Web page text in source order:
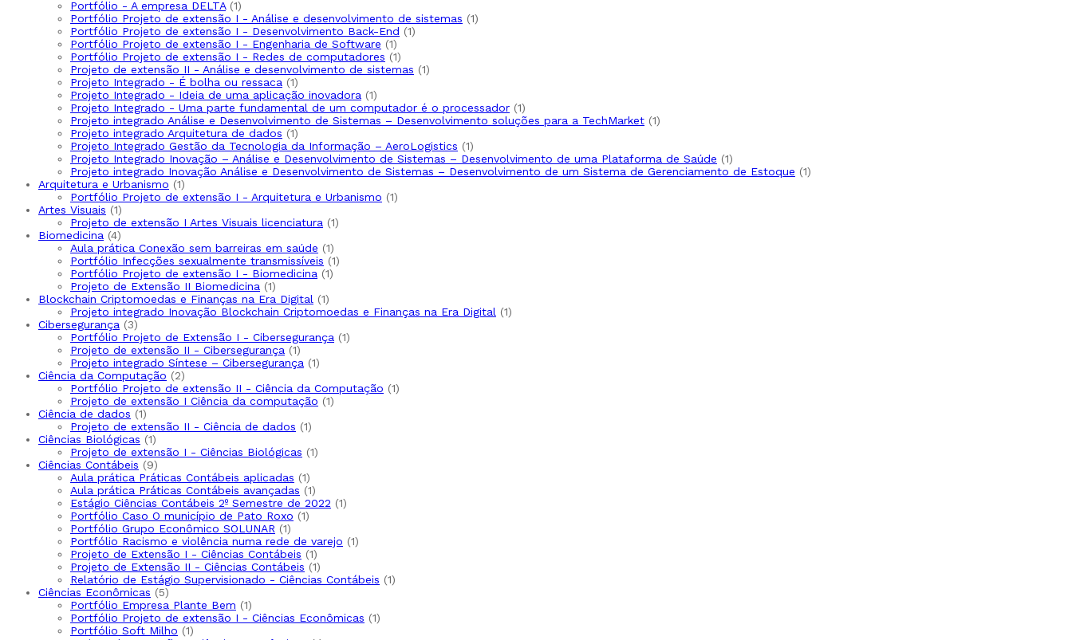
Portfólio - A empresa DELTA 11
produto
Portfólio Projeto de extensão I - Análise e desenvolvimento de sistemas 11
Portfólio Projeto de extensão I - Desenvolvimento Back-End 11
Portfólio Projeto de extensão I - Engenharia de Software 11
produto
Portfólio Projeto de extensão I - Redes de computadores 11
produto
Projeto de extensão II - Análise e desenvolvimento de sistemas 11
Projeto Integrado - É bolha ou ressaca 11
produto
Projeto Integrado - Ideia de uma aplicação inovadora 11
produto
Projeto Integrado - Uma parte fundamental de um computador é o processador 11
produto
Projeto integrado Análise e Desenvolvimento de Sistemas – Desenvolvimento soluções para a TechMarket 11
Projeto integrado Arquitetura de dados 11
produto
Projeto Integrado Gestão da Tecnologia da Informação – AeroLogistics 11
produto
Projeto Integrado Inovação – Análise e Desenvolvimento de Sistemas – Desenvolvimento de uma Plataforma de Saúde 11
produto
Projeto integrado Inovação Análise e Desenvolvimento de Sistemas – Desenvolvimento de um Sistema de Gerenciamento de Estoque 11
Arquitetura e Urbanismo 11
produto
Portfólio Projeto de extensão I - Arquitetura e Urbanismo 11
Artes Visuais 11
produto
Projeto de extensão I Artes Visuais licenciatura 11
Biomedicina 44
produtos
Aula prática Conexão sem barreiras em saúde 11
produto
Portfólio Infecções sexualmente transmissíveis 11
Portfólio Projeto de extensão I - Biomedicina 11
Projeto de Extensão II Biomedicina 11
produto
Blockchain Criptomoedas e Finanças na Era Digital 11
produto
Projeto integrado Inovação Blockchain Criptomoedas e Finanças na Era Digital 11
Cibersegurança 33
produtos
Portfólio Projeto de Extensão I - Cibersegurança 11
Projeto de extensão II - Cibersegurança 11
produto
Projeto integrado Síntese – Cibersegurança 11
Ciência da Computação 22
produtos
Portfólio Projeto de extensão II - Ciência da Computação 11
Projeto de extensão I Ciência da computação 11
Ciência de dados 11
produto
Projeto de extensão II - Ciência de dados 11
Ciências Biológicas 11
produto
Projeto de extensão I - Ciências Biológicas 11
Ciências Contábeis 99
produtos
Aula prática Práticas Contábeis aplicadas 11
produto
Aula prática Práticas Contábeis avançadas 11
produto
Estágio Ciências Contábeis 2º Semestre de 2022 11
Portfólio Caso O município de Pato Roxo 11
Portfólio Grupo Econômico SOLUNAR 11
produto
Portfólio Racismo e violência numa rede de varejo 11
Projeto de Extensão I - Ciências Contábeis 11
produto
Projeto de Extensão II - Ciências Contábeis 11
produto
Relatório de Estágio Supervisionado - Ciências Contábeis 11
Ciências Econômicas 55
produtos
Portfólio Empresa Plante Bem 11
produto
Portfólio Projeto de extensão I - Ciências Econômicas 11
Portfólio Soft Milho 11